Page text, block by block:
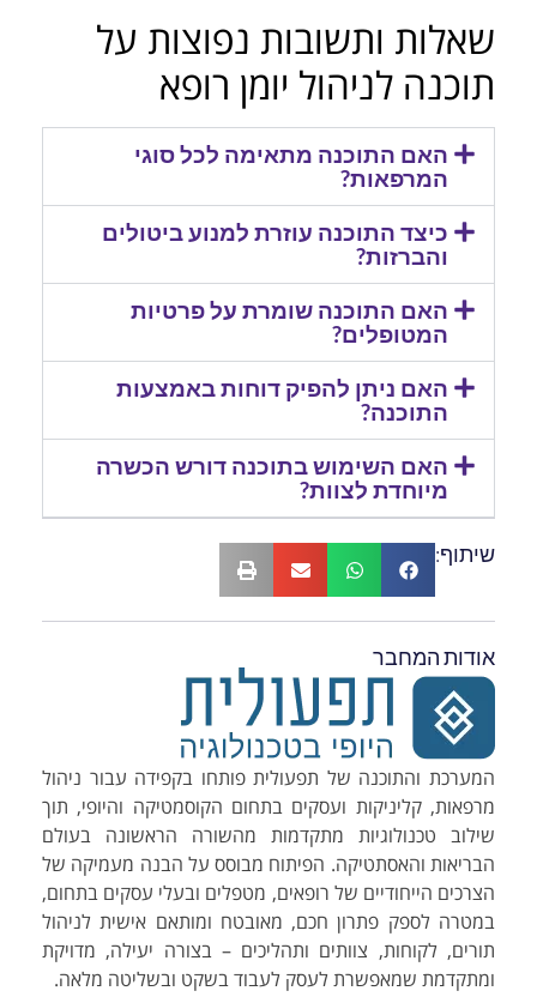
שאלות ותשובות נפוצות על
תוכנה לניהול יומן רופא
האם התוכנה מתאימה לכל סוגי
המרפאות?
כיצד התוכנה עוזרת למנוע ביטולים
והברזות?
האם התוכנה שומרת על פרטיות
המטופלים?
האם ניתן להפיק דוחות באמצעות
התוכנה?
האם השימוש בתוכנה דורש הכשרה
מיוחדת לצוות?
שיתוף:
אודות המחבר
המערכת והתוכנה של תפעולית פותחו בקפידה עבור ניהול
מרפאות, קליניקות ועסקים בתחום הקוסמטיקה והיופי, תוך
שילוב טכנולוגיות מתקדמות מהשורה הראשונה בעולם
הבריאות והאסתטיקה. הפיתוח מבוסס על הבנה מעמיקה של
הצרכים הייחודיים של רופאים, מטפלים ובעלי עסקים בתחום,
במטרה לספק פתרון חכם, מאובטח ומותאם אישית לניהול
תורים, לקוחות, צוותים ותהליכים – בצורה יעילה, מדויקת
ומתקדמת שמאפשרת לעסק לעבוד בשקט ובשליטה מלאה.